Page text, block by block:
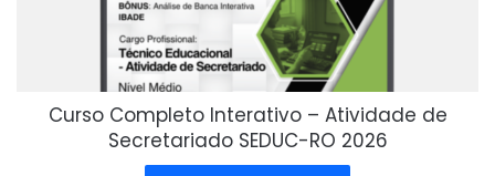
Curso Completo Interativo – Atividade de
Secretariado SEDUC-RO 2026